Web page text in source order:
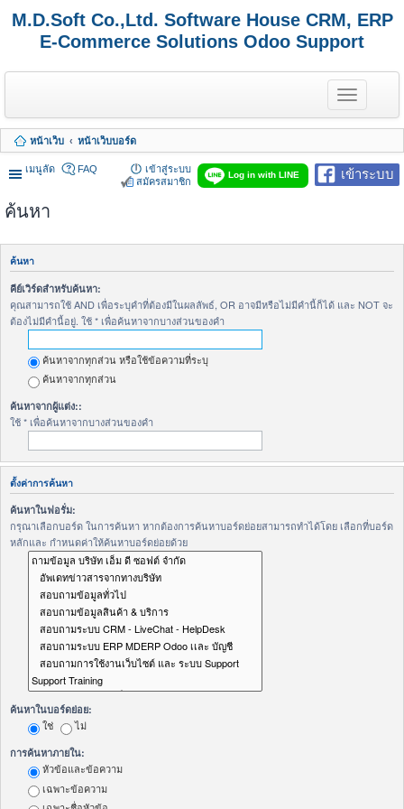
M.D.Soft Co.,Ltd. Software House CRM, ERP
E-Commerce Solutions Odoo Support
T
o
g
l
e
n
a
a
i
หน้าเว็บ หน้าเว็บบอร์ด
เมนูลัด เข้าระบบ
Log in with LINE
FAQ
เข้าสู่ระบบ
สมัครสมาชิก
ค้นหา
ค้นหา
คีย์เวิร์ดสำหรับค้นหา:
คุณสามารถใช้ AND เพื่อระบุคำที่ต้องมีในผลลัพธ์, OR อาจมีหรือไม่มีคำนี้ก็ได้ และ NOT จะ
ต้องไม่มีคำนี้อยู่. ใช้ * เพื่อค้นหาจากบางส่วนของคำ
ค้นหาจากทุกส่วน หรือใช้ข้อความที่ระบุ
ค้นหาจากทุกส่วน
ค้นหาจากผู้แต่ง::
ใช้ * เพื่อค้นหาจากบางส่วนของคำ
ตั้งค่าการค้นหา
ค้นหาในฟอรั่ม:
กรุณาเลือกบอร์ด ในการค้นหา หากต้องการค้นหาบอร์ดย่อยสามารถทำได้โดย เลือกที่บอร์ด
หลักและ กำหนดค่าให้ค้นหาบอร์ดย่อยด้วย
ค้นหาในบอร์ดย่อย:
ใช่ ไม่
การค้นหาภายใน:
หัวข้อและข้อความ
เฉพาะข้อความ